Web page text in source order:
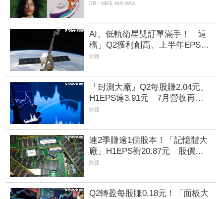
PR・NIKE AIR MAX
AI、低軌衛星雙訂單滿手！「這
檔」Q2獲利創高、上半年EPS衝
2.5元 全年營運看旺
財經
「封測大廠」Q2每股賺2.04元、
H1EPS達3.91元 7月營收再喜
迎年月雙增
財經
連2季賺逾1個股本！「記憶體大
廠」H1EPS衝20.87元 股價卻
殺至跌停鎖死
財經
Q2轉盈每股賺0.18元！「面板大